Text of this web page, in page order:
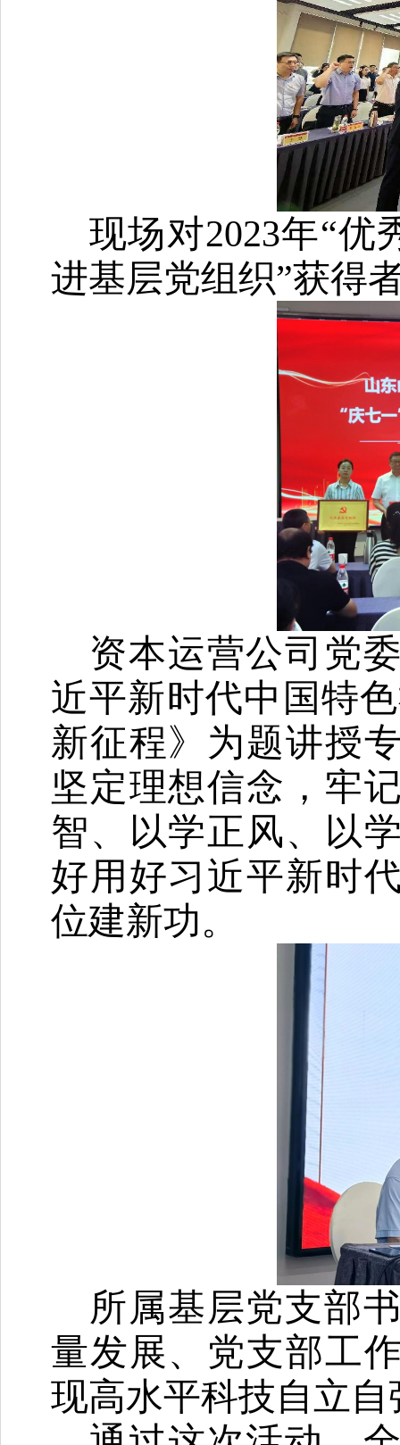
现场对2023年“优
进基层党组织”获得
资本运营公司党
近平新时代中国特
新征程》为题讲授
坚定理想信念，牢
智、以学正风、以
好用好习近平新时
位建新功。
所属基层党支部
量发展、党支部工
现高水平科技自立